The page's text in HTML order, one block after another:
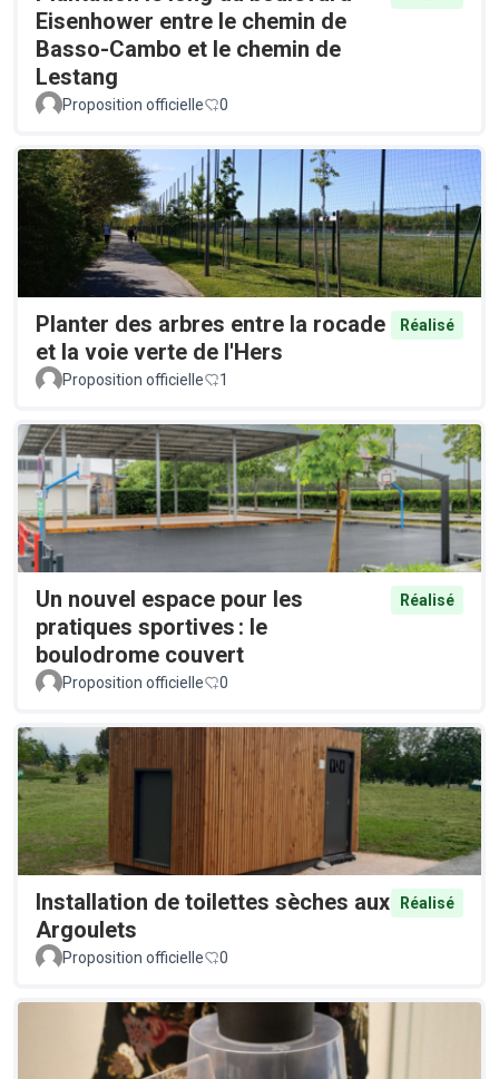
Eisenhower entre le chemin de
Basso-Cambo et le chemin de
Lestang
Proposition officielle 0
Planter des arbres entre la rocade
et la voie verte de l'Hers
Réalisé
Proposition officielle 1
Un nouvel espace pour les
pratiques sportives : le
boulodrome couvert
Réalisé
Proposition officielle 0
Installation de toilettes sèches aux
Argoulets
Réalisé
Proposition officielle 0